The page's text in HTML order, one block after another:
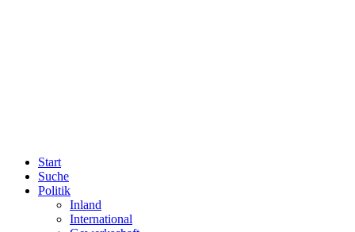
Start
Suche
Politik
Inland
International